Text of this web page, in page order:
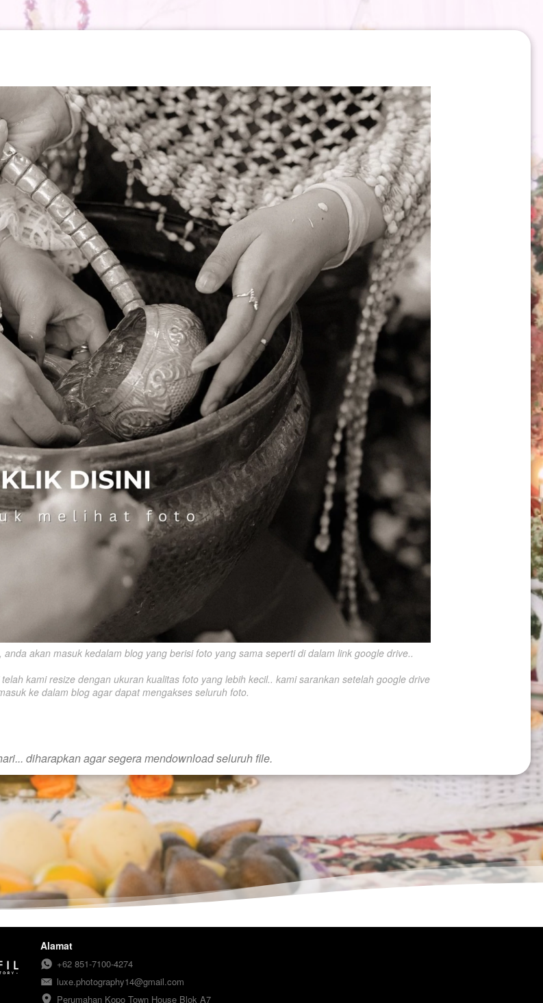
akan masuk kedalam blog yang berisi foto yang sama seperti di dalam link google drive..
kami resize dengan ukuran kualitas foto yang lebih kecil.. kami sarankan setelah google drive
ke dalam blog agar dapat mengakses seluruh foto.
diharapkan agar segera mendownload seluruh file.
Alamat
+62 851-7100-4274
luxe.photography14@gmail.com
Perumahan Kopo Town House Blok A7